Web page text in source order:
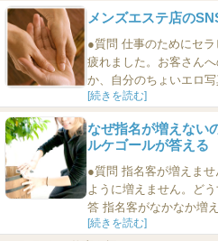
汚いもの」と思ってい
能力も上がらないでし
ります。東京...
メンズエステ店の
●質問 仕事のためにセ
疲れました。お客さん
か、自分のちょいエロ
れました。 ●回答 今の時代、個人でSNSをやって、そこか
流れが一般化している
トさんに負担を強いてきますよね。 こ
らな...
[続きを読む]
なぜ指名が増えない
ルケゴールが答える
●質問 指名客が増えま
ように増えません。どう
答 指名客がなかなか増
ていないのでは」「努
[続きを読む]